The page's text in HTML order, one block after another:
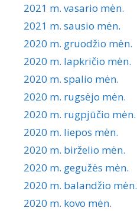
2021 m. vasario mėn.
2021 m. sausio mėn.
2020 m. gruodžio mėn.
2020 m. lapkričio mėn.
2020 m. spalio mėn.
2020 m. rugsėjo mėn.
2020 m. rugpjūčio mėn.
2020 m. liepos mėn.
2020 m. birželio mėn.
2020 m. gegužės mėn.
2020 m. balandžio mėn.
2020 m. kovo mėn.